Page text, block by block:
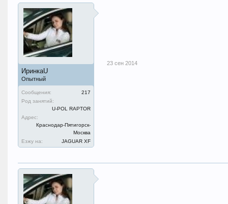
ИринкаU
Опытный
Сообщения:
217
Род занятий:
U-POL RAPTOR
Адрес:
Краснодар-Пятигорск-
Москва
Езжу на:
JAGUAR XF
23 сен 2014